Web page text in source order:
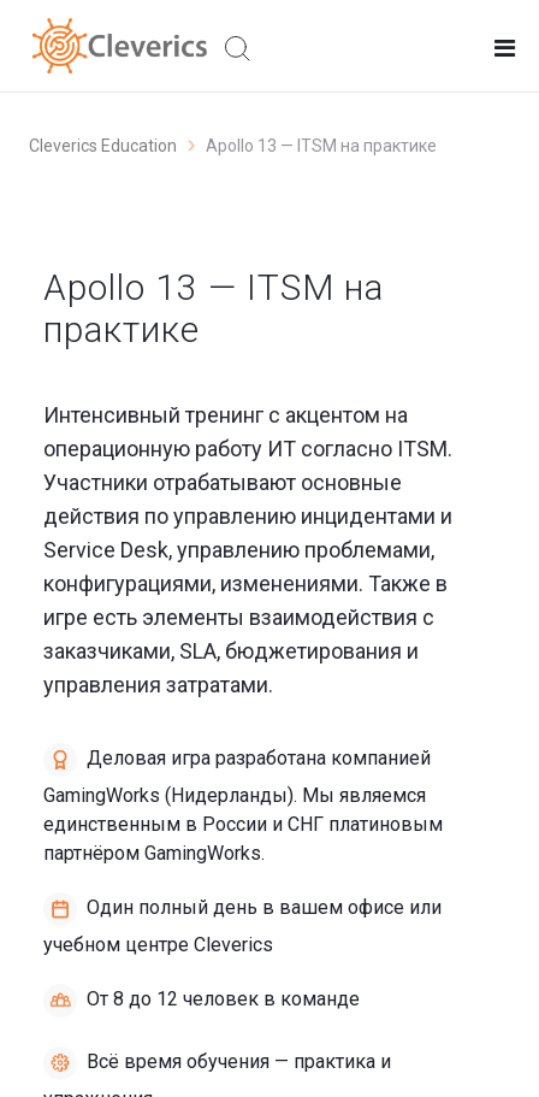
Cleverics Education Apollo 13 — ITSM на практике
Apollo 13 — ITSM на
практике
Интенсивный тренинг с акцентом на
операционную работу ИТ согласно ITSM.
Участники отрабатывают основные
действия по управлению инцидентами и
Service Desk, управлению проблемами,
конфигурациями, изменениями. Также в
игре есть элементы взаимодействия с
заказчиками, SLA, бюджетирования и
управления затратами.
Деловая игра разработана компанией
GamingWorks (Нидерланды). Мы являемся
единственным в России и СНГ платиновым
партнёром GamingWorks.
Один полный день в вашем офисе или
учебном центре Cleverics
От 8 до 12 человек в команде
Всё время обучения — практика и